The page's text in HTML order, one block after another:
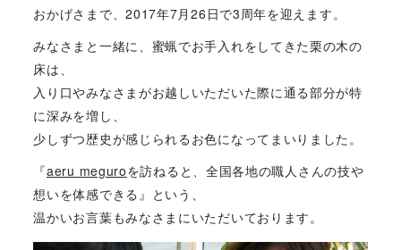
おかげさまで、2017年7月26日で3周年を迎えます。
みなさまと一緒に、蜜蝋でお手入れをしてきた栗の木の
床は、
入り口やみなさまがお越しいただいた際に通る部分が特
に深みを増し、
少しずつ歴史が感じられるお色になってまいりました。
『aeru meguroを訪ねると、全国各地の職人さんの技や
想いを体感できる』という、
温かいお言葉もみなさまにいただいております。